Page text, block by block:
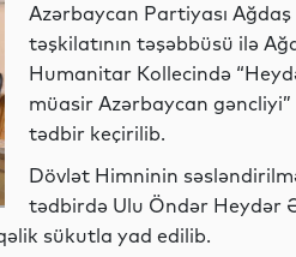
Azərbaycan Partiyası
təşkilatının təşəbbüsü ilə
Humanitar Kollecində
müasir Azərbaycan
tədbir keçirilib.
Dövlət Himninin
tədbirdə Ulu Öndər Heydər
sükutla yad edilib.